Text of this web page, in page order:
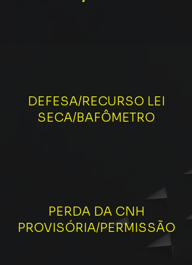
DEFESA/RECURSO LEI
SECA/BAFÔMETRO
PERDA DA CNH
PROVISÓRIA/PERMISSÃO